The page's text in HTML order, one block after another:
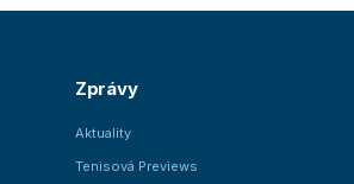
Zprávy
Aktuality
Tenisová Previews